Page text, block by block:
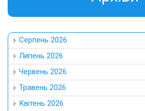
Серпень 2026
Липень 2026
Червень 2026
Травень 2026
Квітень 2026